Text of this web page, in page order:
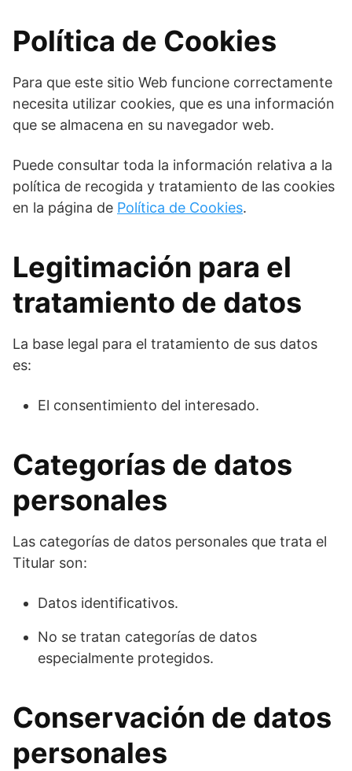
Política de Cookies
Para que este sitio Web funcione correctamente
necesita utilizar cookies, que es una información
que se almacena en su navegador web.
Puede consultar toda la información relativa a la
política de recogida y tratamiento de las cookies
en la página de Política de Cookies.
Legitimación para el
tratamiento de datos
La base legal para el tratamiento de sus datos
es:
El consentimiento del interesado.
Categorías de datos
personales
Las categorías de datos personales que trata el
Titular son:
Datos identificativos.
No se tratan categorías de datos
especialmente protegidos.
Conservación de datos
personales